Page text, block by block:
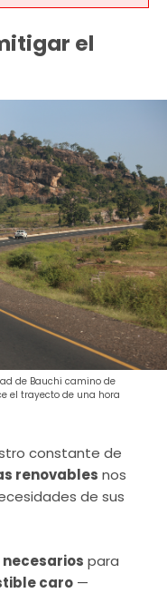
el
de Bauchi camino de
el trayecto de una hora
constante de
renovables nos
de sus
para
caro —